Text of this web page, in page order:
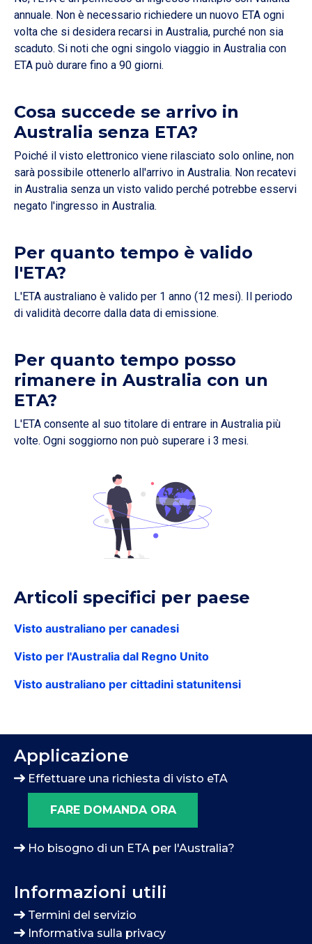
annuale. Non è necessario richiedere un nuovo ETA ogni
volta che si desidera recarsi in Australia, purché non sia
scaduto. Si noti che ogni singolo viaggio in Australia con
ETA può durare fino a 90 giorni.
Cosa succede se arrivo in
Australia senza ETA?
Poiché il visto elettronico viene rilasciato solo online, non
sarà possibile ottenerlo all'arrivo in Australia. Non recatevi
in Australia senza un visto valido perché potrebbe esservi
negato l'ingresso in Australia.
Per quanto tempo è valido
l'ETA?
L'ETA australiano è valido per 1 anno (12 mesi). Il periodo
di validità decorre dalla data di emissione.
Per quanto tempo posso
rimanere in Australia con un
ETA?
L'ETA consente al suo titolare di entrare in Australia più
volte. Ogni soggiorno non può superare i 3 mesi.
Articoli specifici per paese
Visto australiano per canadesi
Visto per l'Australia dal Regno Unito
Visto australiano per cittadini statunitensi
Applicazione
Effettuare una richiesta di visto eTA
FARE DOMANDA ORA
Ho bisogno di un ETA per l'Australia?
Informazioni utili
Termini del servizio
Informativa sulla privacy